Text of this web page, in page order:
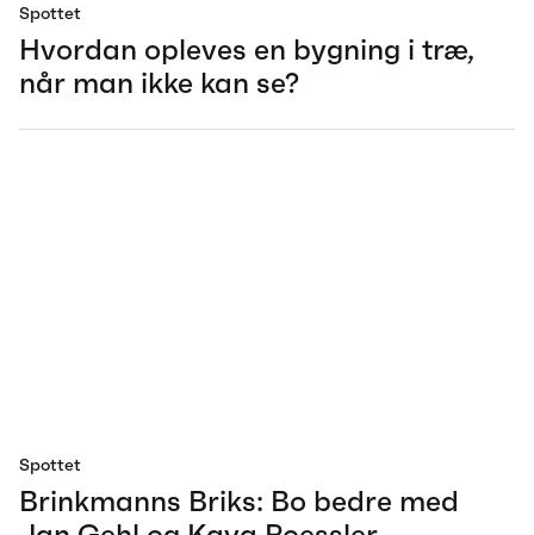
Spottet
Hvordan opleves en bygning i træ,
når man ikke kan se?
Spottet
Brinkmanns Briks: Bo bedre med